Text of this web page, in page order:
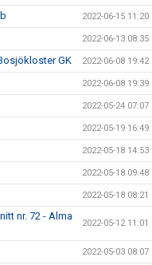
2022-06-15 11:20
2022-06-13 08:35
GK 2022-06-08 19:42
2022-06-08 19:39
2022-05-24 07:07
2022-05-19 16:49
2022-05-18 14:53
2022-05-18 09:48
2022-05-18 08:21
nr. 72 - Alma
2022-05-12 11:01
2022-05-03 08:07